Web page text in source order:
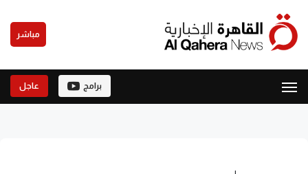
مباشر
برامج عاجل